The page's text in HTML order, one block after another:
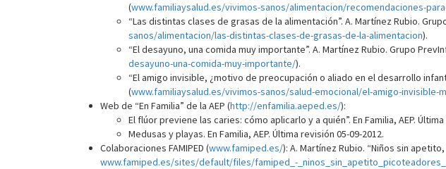
(www.familiaysalud.es/vivimos-sanos/alimentacion/recomendaciones-
“Las distintas clases de grasas de la alimentación”. A. Martínez Rubio.
sanos/alimentacion/las-distintas-clases-de-grasas-de-la-alimentacion).
“El desayuno, una comida muy importante”. A. Martínez Rubio. Grupo
desayuno-una-comida-muy-importante/).
“El amigo invisible, ¿motivo de preocupación o aliado en el desarrollo
(www.familiaysalud.es/vivimos-sanos/salud-emocional/el-amigo-
Web de “En Familia” de la AEP (http://enfamilia.aeped.es/):
El flúor previene las caries: cómo aplicarlo y a quién”. En Familia, AEP.
Medusas y playas. En Familia, AEP. Última revisión 05-09-2012.
Colaboraciones FAMIPED (www.famiped.es/): A. Martínez Rubio. “Niños sin
www.famiped.es/sites/default/files/famiped_-